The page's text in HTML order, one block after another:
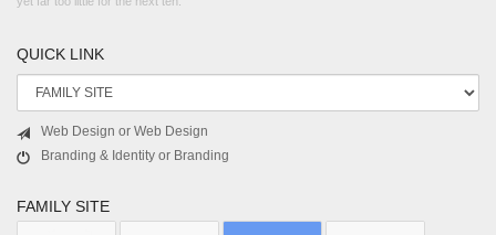
QUICK LINK
Web Design or Web Design
Branding & Identity or Branding
FAMILY SITE